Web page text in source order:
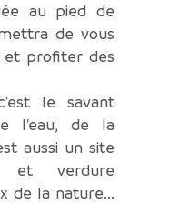
au pied de
de vous
et profiter des
le savant
l'eau, de la
aussi un site
et verdure
de la nature...